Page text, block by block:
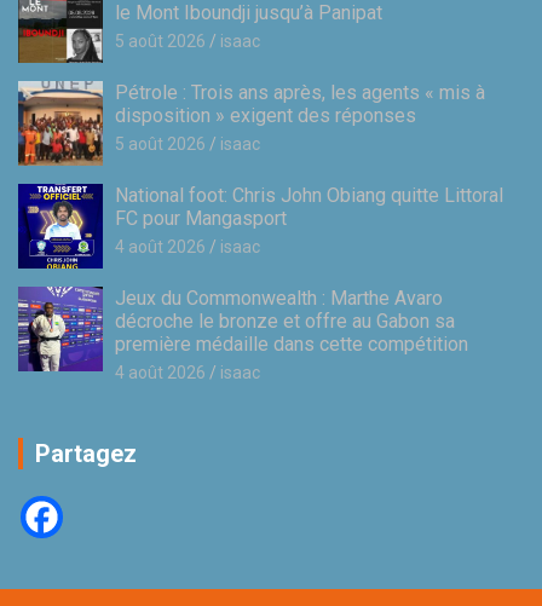
le Mont Iboundji jusqu’à Panipat
5 août 2026 isaac
Pétrole : Trois ans après, les agents « mis à
disposition » exigent des réponses
5 août 2026 isaac
National foot: Chris John Obiang quitte Littoral
FC pour Mangasport
4 août 2026 isaac
Jeux du Commonwealth : Marthe Avaro
décroche le bronze et offre au Gabon sa
première médaille dans cette compétition
4 août 2026 isaac
Partagez